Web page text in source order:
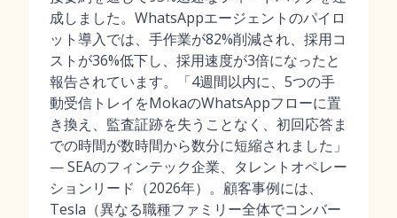
成しました。WhatsAppエージェントのパイロ
ット導入では、手作業が82%削減され、採用コ
ストが36%低下し、採用速度が3倍になったと
報告されています。「4週間以内に、5つの手
動受信トレイをMokaのWhatsAppフローに置
き換え、監査証跡を失うことなく、初回応答ま
での時間が数時間から数分に短縮されました」
— SEAのフィンテック企業、タレントオペレー
ションリード（2026年）。顧客事例には、
Tesla（異なる職種ファミリー全体でコンバー